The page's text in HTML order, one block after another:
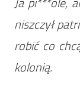
niszczył
robić co
kolonią.